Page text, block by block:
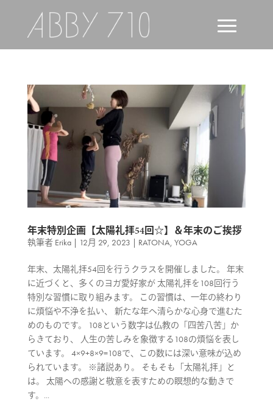
年末特別企画【太陽礼拝54回☆】＆年末のご挨拶
執筆者 Erika| 12月 29, 2023 | RATONA YOGA
年末、太陽礼拝54回を行うクラスを開催しました。 年末
に近づくと、多くのヨガ愛好家が 太陽礼拝を108回行う
特別な習慣に取り組みます。 この習慣は、一年の終わり
に煩悩や不浄を払い、 新たな年へ清らかな心身で進むた
めのものです。 108という数字は仏教の「四苦八苦」か
らきており、 人生の苦しみを象徴する108の煩悩を表し
ています。 4×9+8×9=108で、この数には深い意味が込め
られています。 ※諸説あり。 そもそも「太陽礼拝」と
は。 太陽への感謝と敬意を表すための瞑想的な動きで
す。...